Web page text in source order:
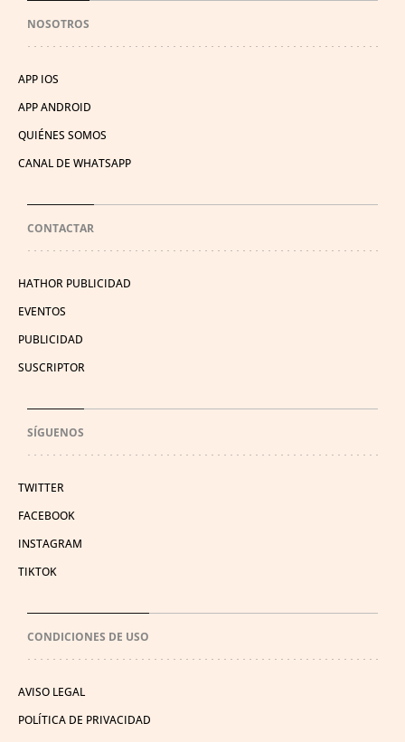
NOSOTROS
APP IOS
APP ANDROID
QUIÉNES SOMOS
CANAL DE WHATSAPP
CONTACTAR
HATHOR PUBLICIDAD
EVENTOS
PUBLICIDAD
SUSCRIPTOR
SÍGUENOS
TWITTER
FACEBOOK
INSTAGRAM
TIKTOK
CONDICIONES DE USO
AVISO LEGAL
POLÍTICA DE PRIVACIDAD